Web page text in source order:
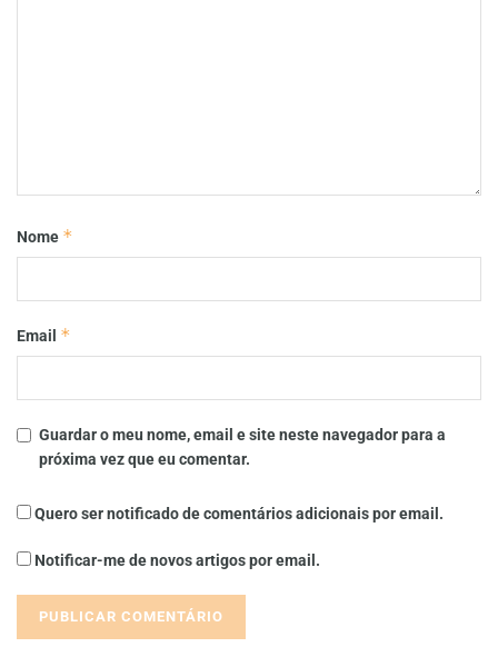
Nome *
Email *
Guardar o meu nome, email e site neste navegador para a
próxima vez que eu comentar.
Quero ser notificado de comentários adicionais por email.
Notificar-me de novos artigos por email.